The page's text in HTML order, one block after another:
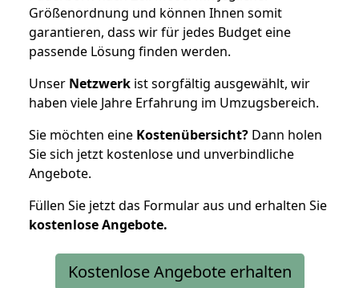
Größenordnung und können Ihnen somit
garantieren, dass wir für jedes Budget eine
passende Lösung finden werden.
Unser Netzwerk ist sorgfältig ausgewählt, wir
haben viele Jahre Erfahrung im Umzugsbereich.
Sie möchten eine Kostenübersicht? Dann holen
Sie sich jetzt kostenlose und unverbindliche
Angebote.
Füllen Sie jetzt das Formular aus und erhalten Sie
kostenloseAngebote.
Kostenlose Angebote erhalten